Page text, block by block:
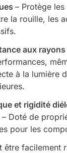
– Protège
la rouille, les
aux rayons
à la lumière
et rigidité
– Doté de
pour les
être facilement